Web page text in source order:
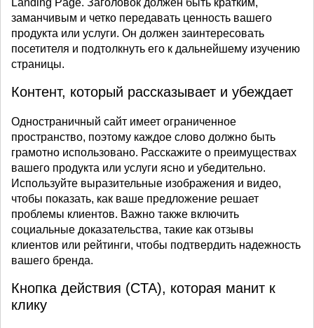
Landing Page. Заголовок должен быть кратким,
заманчивым и четко передавать ценность вашего
продукта или услуги. Он должен заинтересовать
посетителя и подтолкнуть его к дальнейшему изучению
страницы.
Контент, который рассказывает и убеждает
Одностраничный сайт имеет ограниченное
пространство, поэтому каждое слово должно быть
грамотно использовано. Расскажите о преимуществах
вашего продукта или услуги ясно и убедительно.
Используйте выразительные изображения и видео,
чтобы показать, как ваше предложение решает
проблемы клиентов. Важно также включить
социальные доказательства, такие как отзывы
клиентов или рейтинги, чтобы подтвердить надежность
вашего бренда.
Кнопка действия (CTA), которая манит к
клику